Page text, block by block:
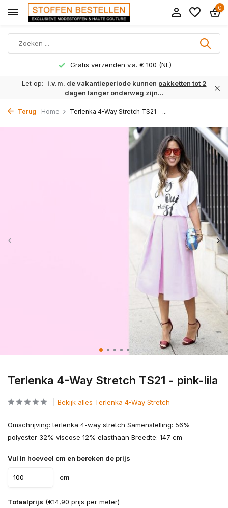
0
Gratis verzenden v.a. € 100 (NL)
Let op: i.v.m. de vakantieperiode kunnen pakketten tot 2
dagen langer onderweg zijn...
Terug Home Terlenka 4-Way Stretch TS21 - ...
Terlenka 4-Way Stretch TS21 - pink-lila
Bekijk alles Terlenka 4-Way Stretch
Omschrijving: terlenka 4-way stretch Samenstelling: 56%
polyester 32% viscose 12% elasthaan Breedte: 147 cm
Vul in hoeveel cm en bereken de prijs
cm
Totaalprijs (€14,90 prijs per meter)